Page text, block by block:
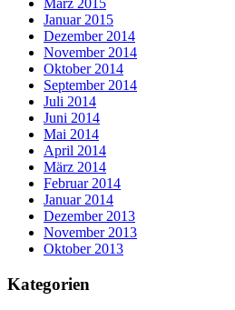
März 2015
Januar 2015
Dezember 2014
November 2014
Oktober 2014
September 2014
Juli 2014
Juni 2014
Mai 2014
April 2014
März 2014
Februar 2014
Januar 2014
Dezember 2013
November 2013
Oktober 2013
Kategorien